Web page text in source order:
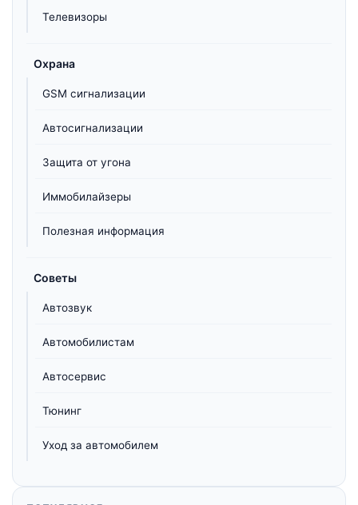
Телевизоры
Охрана
GSM сигнализации
Автосигнализации
Защита от угона
Иммобилайзеры
Полезная информация
Советы
Автозвук
Автомобилистам
Автосервис
Тюнинг
Уход за автомобилем